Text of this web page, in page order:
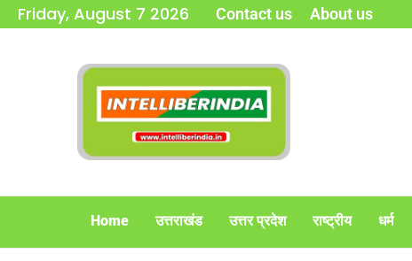
Friday, August 7 2026 Contact us About us
Home उत्तराखंड उत्तर प्रदेश राष्ट्रीय धर्म